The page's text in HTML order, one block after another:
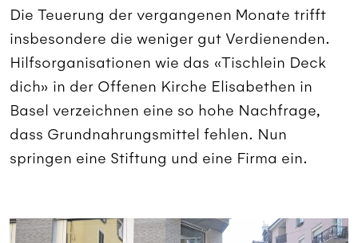
Die Teuerung der vergangenen Monate trifft
insbesondere die weniger gut Verdienenden.
Hilfsorganisationen wie das «Tischlein Deck
dich» in der Offenen Kirche Elisabethen in
Basel verzeichnen eine so hohe Nachfrage,
dass Grundnahrungsmittel fehlen. Nun
springen eine Stiftung und eine Firma ein.